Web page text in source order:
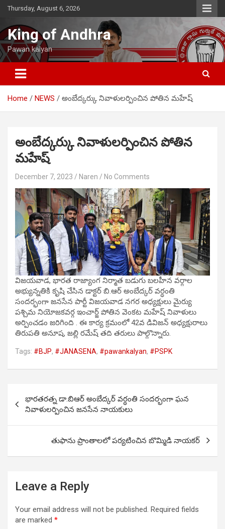
Skip
content
Thursday, August 6, 2026
King of Andhra
Pawan kalyan
Home NEWS అంబేద్కర్కు నివాళులర్పించిన పోతిన మహేష్
అంబేద్కర్కు నివాళులర్పించిన పోతిన
మహేష్
December 7, 2023 Naren No Comments
విజయవాడ, భారత రాజ్యాంగ నిర్మాత బడుగు బలహీన వర్గాల
అభ్యున్నతికి కృషి చేసిన డాక్టర్ బి.ఆర్ అంబేద్కర్ వర్ధంతి
సందర్భంగా జనసేన పార్టీ విజయవాడ నగర అధ్యక్షులు మైర్యు
పశ్చిమ నియోజకవర్గ ఇంచార్జ్ పోతిన వెంకట మహేష్ నివాళులు
అర్పించడం జరిగింది . ఈ కార్య క్రమంలో 42వ డివిజన్ అధ్యక్షురాలు
తిరుపతి అనూష, జల్లి రమేష్ తది తరులు పాల్గొన్నారు.
Tags: #BJP, #JANASENA, #pawankalyan, #PSPK
navigation
భారతరత్న డా.బిఆర్ అంబేద్కర్ వర్ధంతి సందర్భంగా ఘన
నివాళులర్పించిన జనసేన నాయకులు
తుఫాను ప్రాంతాలలో పర్యటించిన బొమ్మిడి నాయకర్
Leave a Reply
Your email address will not be published. Required fields
are marked *